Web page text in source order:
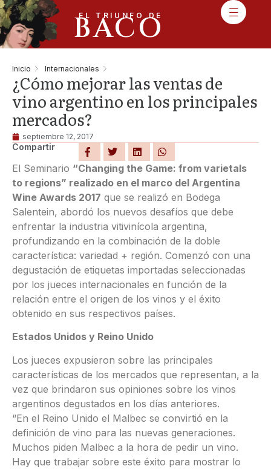
EL TRIUNFO DE
BACO
Inicio Internacionales
¿Cómo mejorar las ventas de
vino argentino en los principales
mercados?
septiembre 12, 2017
Compartir
El Seminario “Changing the Game: from varietals
to regions” realizado en el marco del Argentina
Wine Awards 2017 que se realizó en Bodega
Salentein, abordó los nuevos desafíos que debe
enfrentar la industria vitivinícola argentina,
profundizando en la combinación de la doble
característica: variedad + región. Comenzó con una
degustación de etiquetas importadas seleccionadas
por los jueces internacionales en función de la
relación entre el origen de los vinos y el éxito
obtenido en sus respectivos países.
Estados Unidos y Reino Unido
Los jueces expusieron sobre las principales
características de los mercados que representan, a la
vez que brindaron sus opiniones sobre los vinos
argentinos degustados en los días anteriores.
“En el Reino Unido el Malbec se convirtió en la
definición de vino para las nuevas generaciones.
Muchos piden Malbec a la hora de pedir un vino.
Hay que trabajar sobre este éxito para mostrar lo